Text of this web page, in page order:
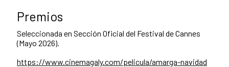
Premios
Seleccionada en Sección Oficial del Festival de Cannes
(Mayo 2026).
https://www.cinemagaly.com/pelicula/amarga-navidad